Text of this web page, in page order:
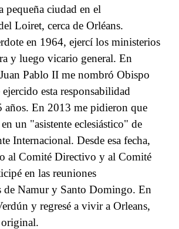
pequeña ciudad en el
Loiret, cerca de Orléans.
en 1964, ejercí los ministerios
y luego vicario general. En
Pablo II me nombró Obispo
esta responsabilidad
años. En 2013 me pidieron que
un "asistente eclesiástico" de
Internacional. Desde esa fecha,
al Comité Directivo y al Comité
en las reuniones
de Namur y Santo Domingo. En
y regresé a vivir a Orleans,